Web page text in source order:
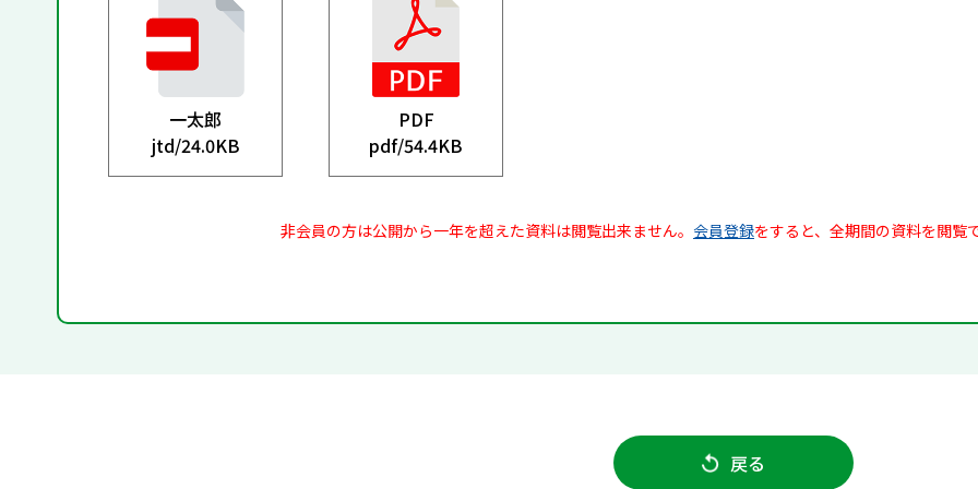
一太郎
jtd/24.0KB
PDF
pdf/54.4KB
非会員の方は公開から一年を超えた資料は閲覧出来ません。 会員登録をすると、全期間の資料を閲覧
戻る